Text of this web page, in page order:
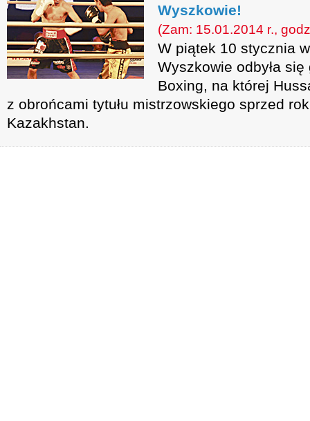
Wyszkowie!
(Zam: 15.01.2014 r.,
W piątek 10 stycznia
Wyszkowie odbyła
Boxing, na której
z obrońcami tytułu mistrzowskiego sprzed
Kazakhstan.